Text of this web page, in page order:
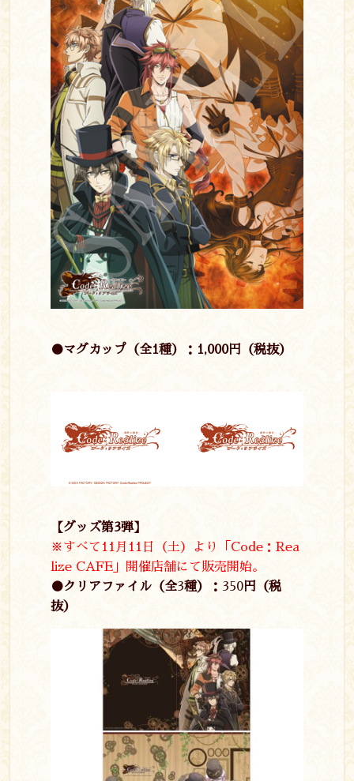
●マグカップ（全1種）：1,000円（税抜）
【グッズ第3弾】
※すべて11月11日（土）より「Code：Rea
lize CAFE」開催店舗にて販売開始。
●クリアファイル（全3種）： 350円（税
抜）